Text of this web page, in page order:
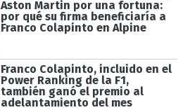
Aston Martin por una fortuna:
por qué su firma beneficiaría a
Franco Colapinto en Alpine
Franco Colapinto, incluido en el
Power Ranking de la F1,
también ganó el premio al
adelantamiento del mes